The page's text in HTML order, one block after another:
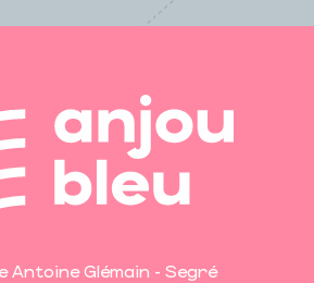
Antoine Glémain - Segré